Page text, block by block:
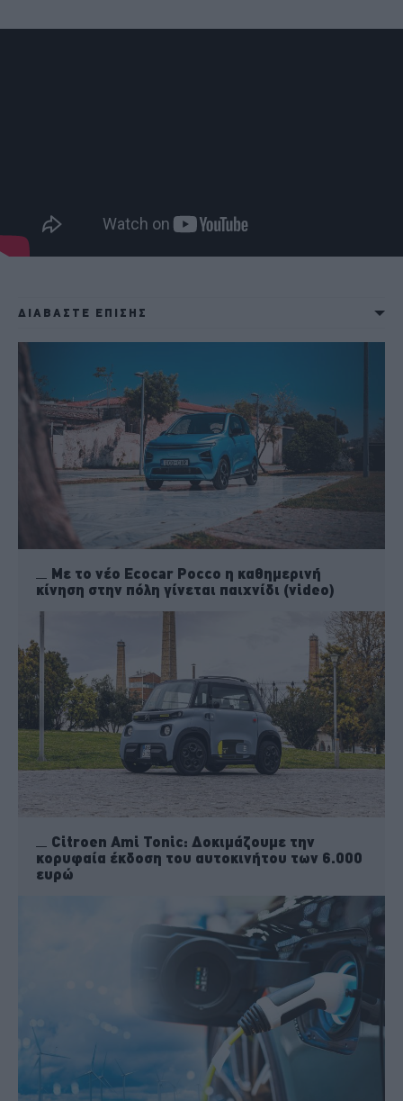
ΔΙΑΒΑΣΤΕ ΕΠΙΣΗΣ
Με το νέο Ecocar Pocco η καθημερινή
κίνηση στην πόλη γίνεται παιχνίδι (video)
Citroen Ami Tonic: Δοκιμάζουμε την
κορυφαία έκδοση του αυτοκινήτου των 6.000
ευρώ